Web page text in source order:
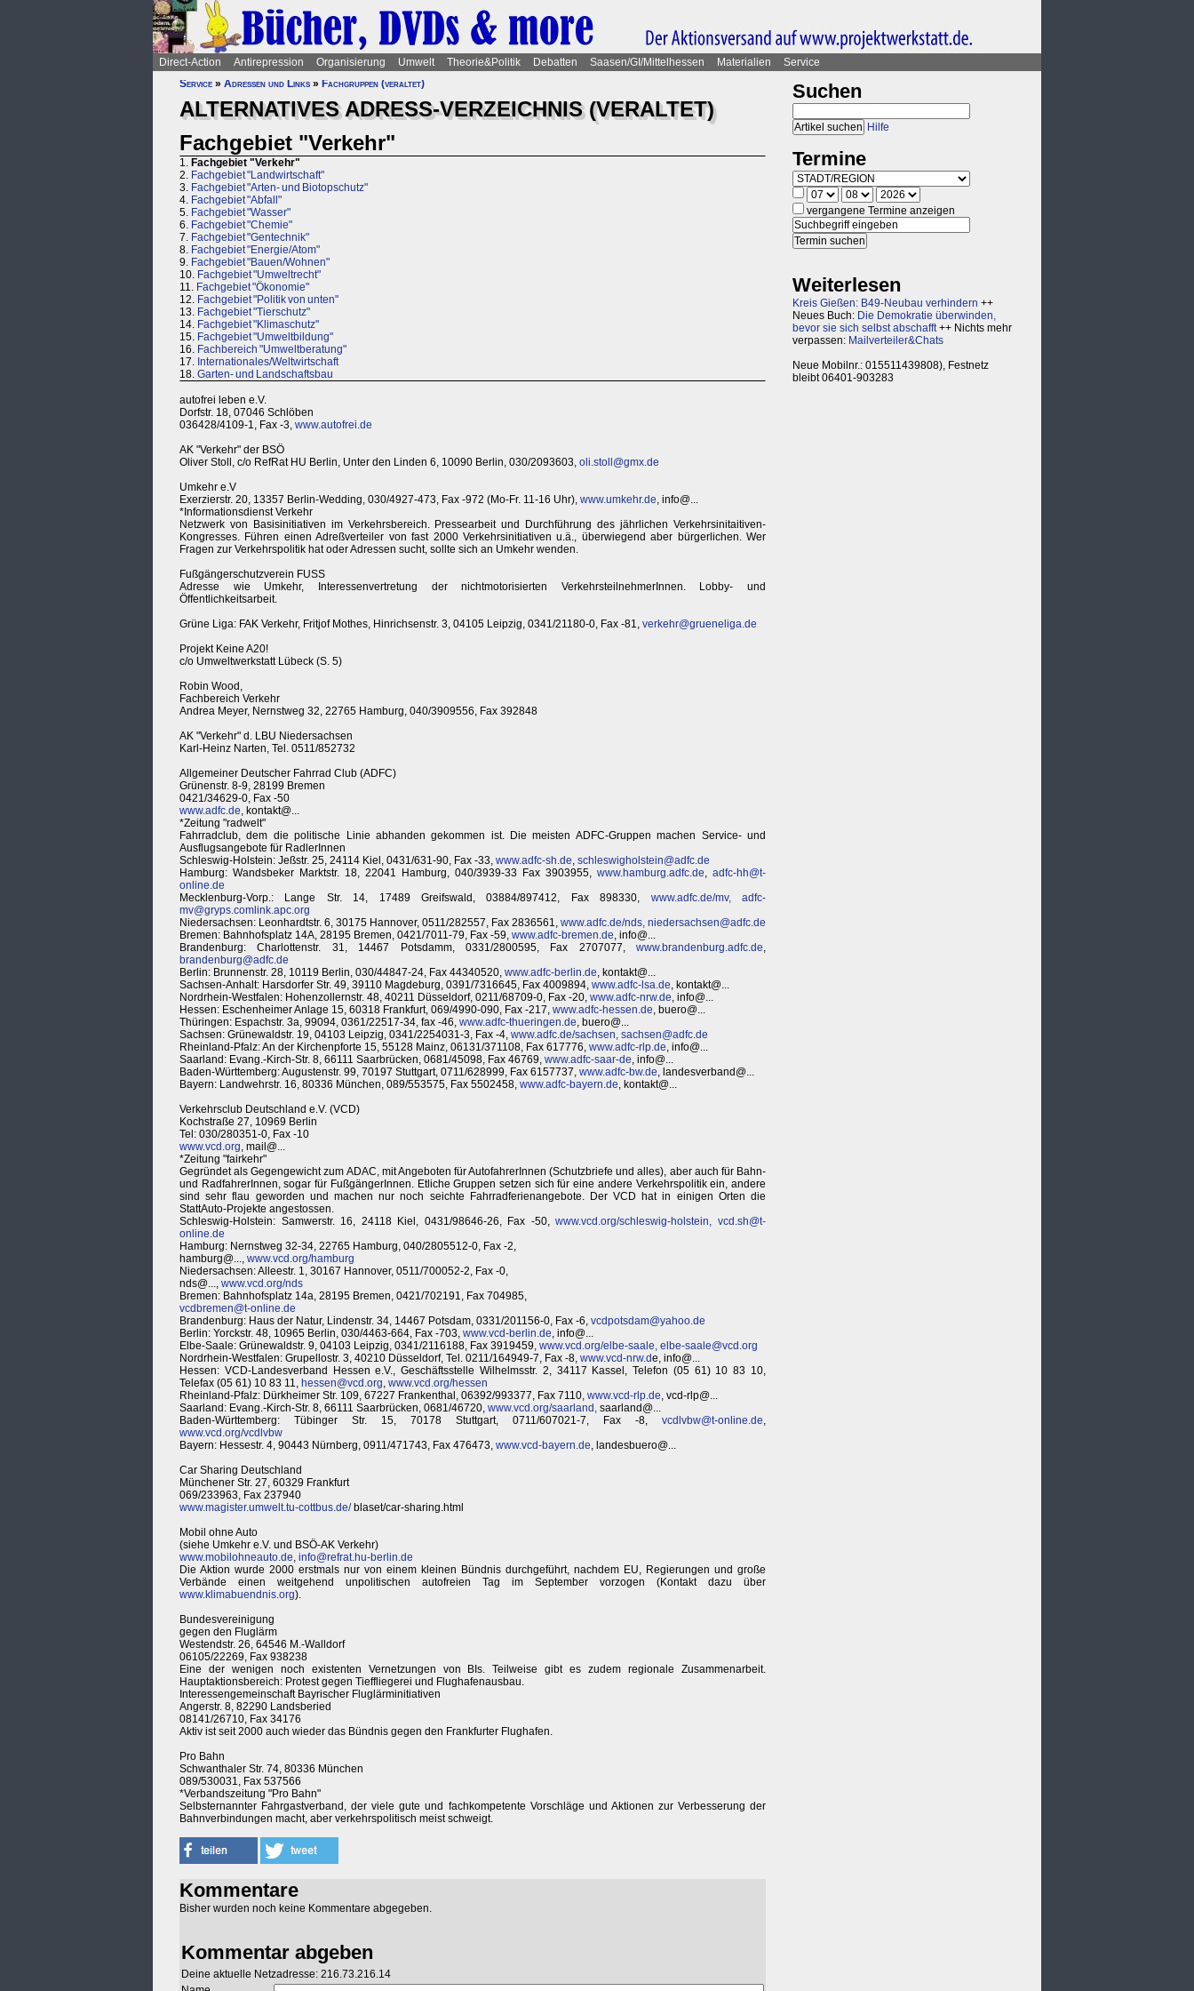
Direct-Action Antirepression Organisierung Umwelt Theorie&Politik Debatten Saasen/GI/Mittelhessen Materialien
Service
Service » Adressen und Links » Fachgruppen (veraltet)
ALTERNATIVES ADRESS-VERZEICHNIS (VERALTET)
Fachgebiet "Verkehr"
1. Fachgebiet "Verkehr"
2. Fachgebiet "Landwirtschaft"
3. Fachgebiet "Arten- und Biotopschutz"
4. Fachgebiet "Abfall"
5. Fachgebiet "Wasser"
6. Fachgebiet "Chemie"
7. Fachgebiet "Gentechnik"
8. Fachgebiet "Energie/Atom"
9. Fachgebiet "Bauen/Wohnen"
10. Fachgebiet "Umweltrecht"
11. Fachgebiet "Ökonomie"
12. Fachgebiet "Politik von unten"
13. Fachgebiet "Tierschutz"
14. Fachgebiet "Klimaschutz"
15. Fachgebiet "Umweltbildung"
16. Fachbereich "Umweltberatung"
17. Internationales/Weltwirtschaft
18. Garten- und Landschaftsbau
autofrei leben e.V.
Dorfstr. 18, 07046 Schlöben
036428/4109-1, Fax -3, www.autofrei.de
AK "Verkehr" der BSÖ
Oliver Stoll, c/o RefRat HU Berlin, Unter den Linden 6, 10090 Berlin, 030/2093603, oli.stoll@gmx.de
Umkehr e.V
Exerzierstr. 20, 13357 Berlin-Wedding, 030/4927-473, Fax -972 (Mo-Fr. 11-16 Uhr), www.umkehr.de, info@...
*Informationsdienst Verkehr
Netzwerk von Basisinitiativen im Verkehrsbereich. Pressearbeit und Durchführung des jährlichen Verkehrsinitaitiven-
Kongresses. Führen einen Adreßverteiler von fast 2000 Verkehrsinitiativen u.ä., überwiegend aber bürgerlichen. Wer
Fragen zur Verkehrspolitik hat oder Adressen sucht, sollte sich an Umkehr wenden.
Fußgängerschutzverein FUSS
Adresse wie Umkehr, Interessenvertretung der nichtmotorisierten VerkehrsteilnehmerInnen. Lobby- und
Öffentlichkeitsarbeit.
Grüne Liga: FAK Verkehr, Fritjof Mothes, Hinrichsenstr. 3, 04105 Leipzig, 0341/21180-0, Fax -81, verkehr@grueneliga.de
Projekt Keine A20!
c/o Umweltwerkstatt Lübeck (S. 5)
Robin Wood,
Fachbereich Verkehr
Andrea Meyer, Nernstweg 32, 22765 Hamburg, 040/3909556, Fax 392848
AK "Verkehr" d. LBU Niedersachsen
Karl-Heinz Narten, Tel. 0511/852732
Allgemeiner Deutscher Fahrrad Club (ADFC)
Grünenstr. 8-9, 28199 Bremen
0421/34629-0, Fax -50
www.adfc.de, kontakt@...
*Zeitung "radwelt"
Fahrradclub, dem die politische Linie abhanden gekommen ist. Die meisten ADFC-Gruppen machen Service- und
Ausflugsangebote für RadlerInnen
Schleswig-Holstein: Jeßstr. 25, 24114 Kiel, 0431/631-90, Fax -33, www.adfc-sh.de, schleswigholstein@adfc.de
Hamburg: Wandsbeker Marktstr. 18, 22041 Hamburg, 040/3939-33 Fax 3903955, www.hamburg.adfc.de, adfc-hh@t-
online.de
Mecklenburg-Vorp.: Lange Str. 14, 17489 Greifswald, 03884/897412, Fax 898330, www.adfc.de/mv,
adfc-
mv@gryps.comlink.apc.org
Niedersachsen: Leonhardtstr. 6, 30175 Hannover, 0511/282557, Fax 2836561, www.adfc.de/nds, niedersachsen@adfc.de
Bremen: Bahnhofsplatz 14A, 28195 Bremen, 0421/7011-79, Fax -59, www.adfc-bremen.de, info@...
Brandenburg: Charlottenstr. 31, 14467 Potsdamm, 0331/2800595, Fax 2707077, www.brandenburg.adfc.de,
brandenburg@adfc.de
Berlin: Brunnenstr. 28, 10119 Berlin, 030/44847-24, Fax 44340520, www.adfc-berlin.de, kontakt@...
Sachsen-Anhalt: Harsdorfer Str. 49, 39110 Magdeburg, 0391/7316645, Fax 4009894, www.adfc-lsa.de, kontakt@...
Nordrhein-Westfalen: Hohenzollernstr. 48, 40211 Düsseldorf, 0211/68709-0, Fax -20, www.adfc-nrw.de, info@...
Hessen: Eschenheimer Anlage 15, 60318 Frankfurt, 069/4990-090, Fax -217, www.adfc-hessen.de, buero@...
Thüringen: Espachstr. 3a, 99094, 0361/22517-34, fax -46, www.adfc-thueringen.de, buero@...
Sachsen: Grünewaldstr. 19, 04103 Leipzig, 0341/2254031-3, Fax -4, www.adfc.de/sachsen, sachsen@adfc.de
Rheinland-Pfalz: An der Kirchenpforte 15, 55128 Mainz, 06131/371108, Fax 617776, www.adfc-rlp.de, info@...
Saarland: Evang.-Kirch-Str. 8, 66111 Saarbrücken, 0681/45098, Fax 46769, www.adfc-saar-de, info@...
Baden-Württemberg: Augustenstr. 99, 70197 Stuttgart, 0711/628999, Fax 6157737, www.adfc-bw.de, landesverband@...
Bayern: Landwehrstr. 16, 80336 München, 089/553575, Fax 5502458, www.adfc-bayern.de, kontakt@...
Verkehrsclub Deutschland e.V. (VCD)
Kochstraße 27, 10969 Berlin
Tel: 030/280351-0, Fax -10
www.vcd.org, mail@...
*Zeitung "fairkehr"
Gegründet als Gegengewicht zum ADAC, mit Angeboten für AutofahrerInnen (Schutzbriefe und alles), aber auch für Bahn-
und RadfahrerInnen, sogar für FußgängerInnen. Etliche Gruppen setzen sich für eine andere Verkehrspolitik ein, andere
sind sehr flau geworden und machen nur noch seichte Fahrradferienangebote. Der VCD hat in einigen Orten die
StattAuto-Projekte angestossen.
Schleswig-Holstein: Samwerstr. 16, 24118 Kiel, 0431/98646-26, Fax -50,www.vcd.org/schleswig-holstein, vcd.sh@t-
online.de
Hamburg: Nernstweg 32-34, 22765 Hamburg, 040/2805512-0, Fax -2,
hamburg@..., www.vcd.org/hamburg
Niedersachsen: Alleestr. 1, 30167 Hannover, 0511/700052-2, Fax -0,
nds@..., www.vcd.org/nds
Bremen: Bahnhofsplatz 14a, 28195 Bremen, 0421/702191, Fax 704985,
vcdbremen@t-online.de
Brandenburg: Haus der Natur, Lindenstr. 34, 14467 Potsdam, 0331/201156-0, Fax -6, vcdpotsdam@yahoo.de
Berlin: Yorckstr. 48, 10965 Berlin, 030/4463-664, Fax -703, www.vcd-berlin.de, info@...
Elbe-Saale: Grünewaldstr. 9, 04103 Leipzig, 0341/2116188, Fax 3919459, www.vcd.org/elbe-saale, elbe-saale@vcd.org
Nordrhein-Westfalen: Grupellostr. 3, 40210 Düsseldorf, Tel. 0211/164949-7, Fax -8, www.vcd-nrw.de, info@...
Hessen: VCD-Landesverband Hessen e.V., Geschäftsstelle Wilhelmsstr. 2, 34117 Kassel, Telefon (05 61) 10 83 10,
Telefax (05 61) 10 83 11, hessen@vcd.org, www.vcd.org/hessen
Rheinland-Pfalz: Dürkheimer Str. 109, 67227 Frankenthal, 06392/993377, Fax 7110, www.vcd-rlp.de, vcd-rlp@...
Saarland: Evang.-Kirch-Str. 8, 66111 Saarbrücken, 0681/46720, www.vcd.org/saarland, saarland@...
Baden-Württemberg: Tübinger Str. 15, 70178 Stuttgart, 0711/607021-7, Fax -8, vcdlvbw@t-online.de,
www.vcd.org/vcdlvbw
Bayern: Hessestr. 4, 90443 Nürnberg, 0911/471743, Fax 476473, www.vcd-bayern.de, landesbuero@...
Car Sharing Deutschland
Münchener Str. 27, 60329 Frankfurt
069/233963, Fax 237940
www.magister.umwelt.tu-cottbus.de/blaset/car-sharing.html
Mobil ohne Auto
(siehe Umkehr e.V. und BSÖ-AK Verkehr)
www.mobilohneauto.de, info@refrat.hu-berlin.de
Die Aktion wurde 2000 erstmals nur von einem kleinen Bündnis durchgeführt, nachdem EU, Regierungen und große
Verbände einen weitgehend unpolitischen autofreien Tag im September vorzogen (Kontakt dazu über
www.klimabuendnis.org).
Bundesvereinigung
gegen den Fluglärm
Westendstr. 26, 64546 M.-Walldorf
06105/22269, Fax 938238
Eine der wenigen noch existenten Vernetzungen von BIs. Teilweise gibt es zudem regionale Zusammenarbeit.
Hauptaktionsbereich: Protest gegen Tieffliegerei und Flughafenausbau.
Interessengemeinschaft Bayrischer Fluglärminitiativen
Angerstr. 8, 82290 Landsberied
08141/26710, Fax 34176
Aktiv ist seit 2000 auch wieder das Bündnis gegen den Frankfurter Flughafen.
Pro Bahn
Schwanthaler Str. 74, 80336 München
089/530031, Fax 537566
*Verbandszeitung "Pro Bahn"
Selbsternannter Fahrgastverband, der viele gute und fachkompetente Vorschläge und Aktionen zur Verbesserung der
Bahnverbindungen macht, aber verkehrspolitisch meist schweigt.
Kommentare
Bisher wurden noch keine Kommentare abgegeben.
Kommentar abgeben
Deine aktuelle Netzadresse: 216.73.216.14
Suchen
Hilfe
Termine
vergangene Termine anzeigen
Weiterlesen
Kreis Gießen: B49-Neubau verhindern ++
Neues Buch: Die Demokratie überwinden,
bevor sie sich selbst abschafft++ Nichts mehr
verpassen: Mailverteiler&Chats
Neue Mobilnr.: 015511439808), Festnetz
bleibt 06401-903283